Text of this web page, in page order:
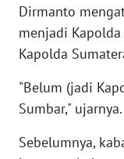
Dirmanto
menjadi
Kapolda
"Belum (jadi
Sumbar," ujarnya.
Sebelumnya,
PEDOMAN
MEDIA
REDAKSI